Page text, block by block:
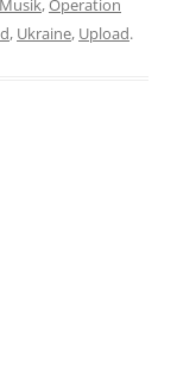
Musik,Operation
, Ukraine, Upload.